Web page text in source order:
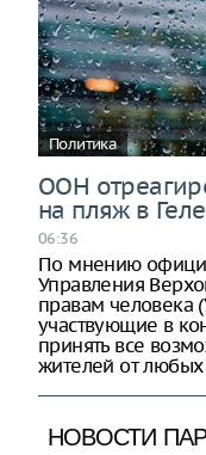
Политика
ООН
на пляж в
06:36
По мнению
Управления
правам человека
участвующие в
принять все
жителей от любых